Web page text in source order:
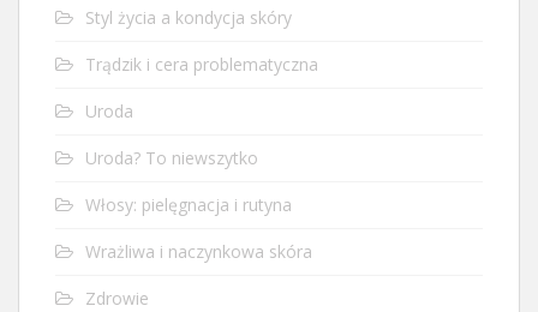
Styl życia a kondycja skóry
Trądzik i cera problematyczna
Uroda
Uroda? To niewszytko
Włosy: pielęgnacja i rutyna
Wrażliwa i naczynkowa skóra
Zdrowie